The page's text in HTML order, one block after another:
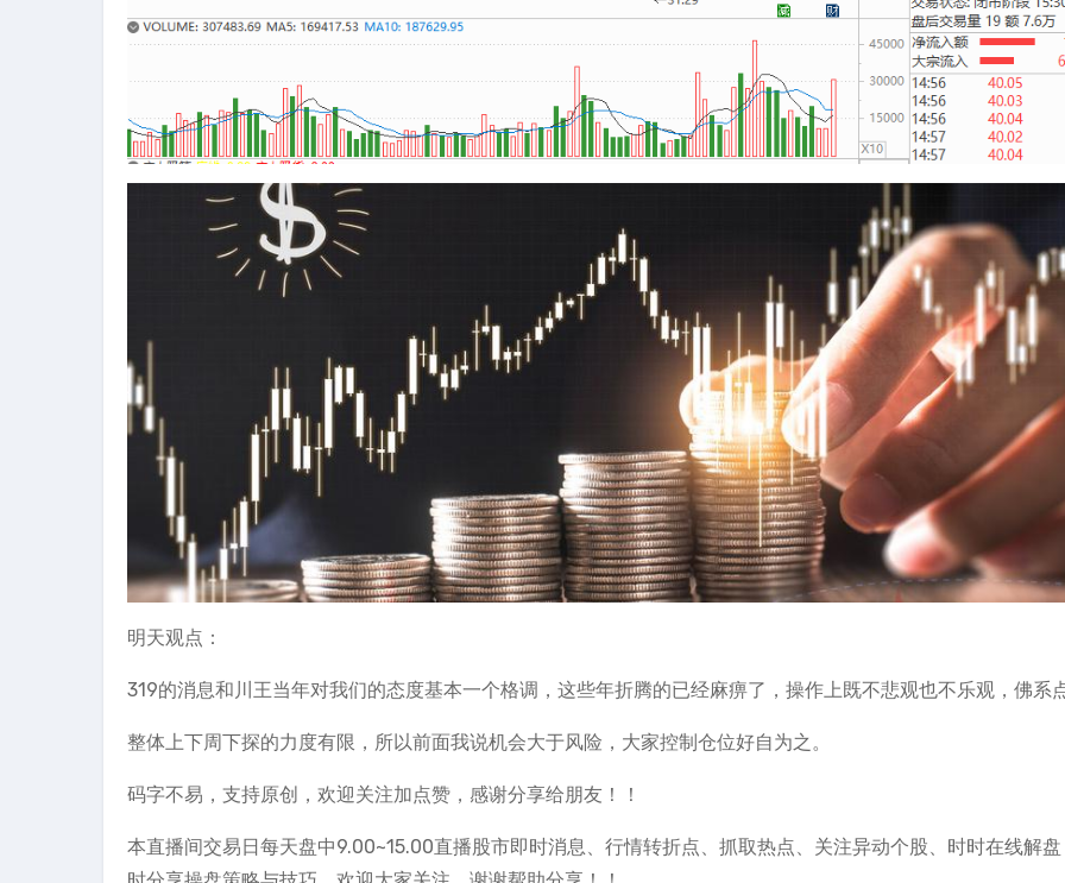
明天观点：
319的消息和川王当年对我们的态度基本一个格调，这些年折腾的已经麻痹了，操作上既不悲观也不乐观，佛系
整体上下周下探的力度有限，所以前面我说机会大于风险，大家控制仓位好自为之。
码字不易，支持原创，欢迎关注加点赞，感谢分享给朋友！！
本直播间交易日每天盘中9.00~15.00直播股市即时消息、行情转折点、抓取热点、关注异动个股、时时在线解